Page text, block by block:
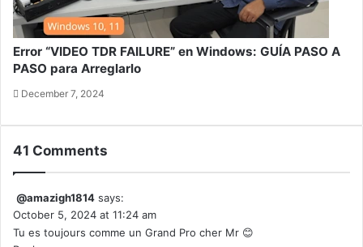
Error “VIDEO TDR FAILURE” en Windows: GUÍA PASO A
PASO para Arreglarlo
December 7, 2024
41 Comments
@amazigh1814 says:
October 5, 2024 at 11:24 am
Tu es toujours comme un Grand Pro cher Mr 😊